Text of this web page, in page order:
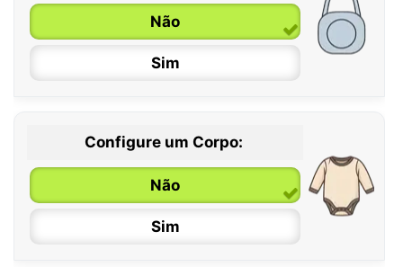
Não
Sim
Configure um Corpo:
Não
Sim